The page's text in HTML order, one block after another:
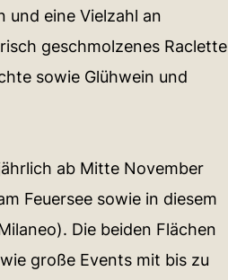
und eine Vielzahl an
geschmolzenes Raclette
sowie Glühwein und
ab Mitte November
Feuersee sowie in diesem
Die beiden Flächen
große Events mit bis zu